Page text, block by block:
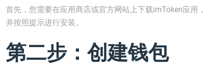
首先，您需要在应用商店或官方网站上下载imToken应用，
并按照提示进行安装。
第二步：创建钱包